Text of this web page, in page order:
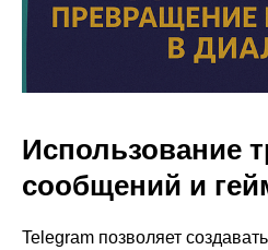
Использование
сообщений и
Telegram позволяет